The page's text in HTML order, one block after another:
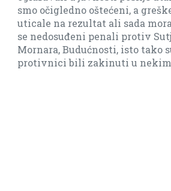
oštećeni, a greške sudija
na rezultat ali sada moramo.
penali protiv
Budućnosti, isto tako su nekad
bili zakinuti u nekim